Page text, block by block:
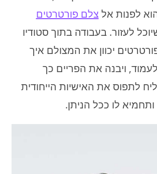
לפנות אל צלם פורטרטים
לעזור. בעבודה בתוך סטודיו
יכוון את המצולם איך
ויבנה את הפריים כך
לתפוס את האישיות הייחודית
לו ככל הניתן.